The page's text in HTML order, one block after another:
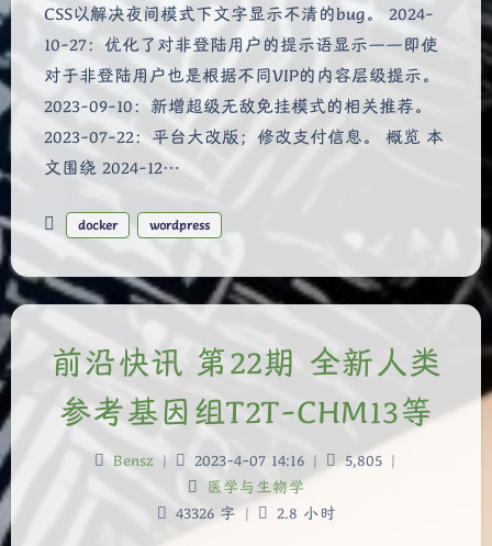
CSS以解决夜间模式下文字显示不清的bug。 2024-
10-27：优化了对非登陆用户的提示语显示——即使
对于非登陆用户也是根据不同VIP的内容层级提示。
2023-09-10：新增超级无敌免挂模式的相关推荐。
2023-07-22：平台大改版；修改支付信息。 概览 本
文围绕 2024-12…
docker wordpress
前沿快讯 第22期 全新人类
参考基因组T2T-CHM13等
Bensz | 2023-4-07 14:16 | 5,805 |
医学与生物学
43326 字 | 2.8 小时